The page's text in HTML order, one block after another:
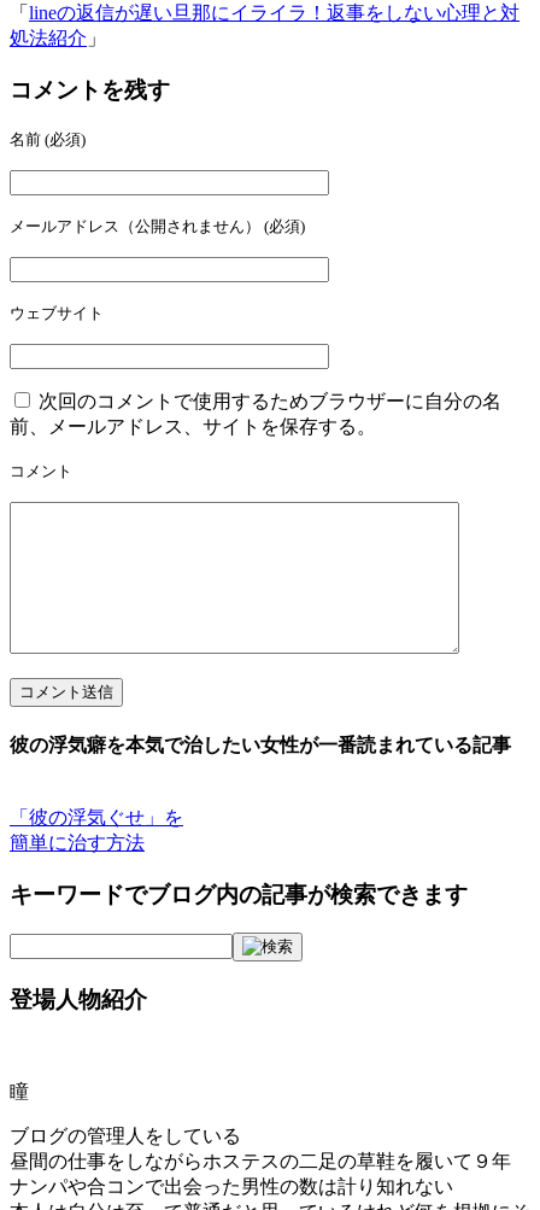
「 lineの返信が遅い旦那にイライラ！返事をしない心理と対
処法紹介 」
コメントを残す
名前 (必須)
メールアドレス（公開されません） (必須)
ウェブサイト
次回のコメントで使用するためブラウザーに自分の名
前、メールアドレス、サイトを保存する。
コメント
コメント送信
彼の浮気癖を本気で治したい女性が一番読まれている記事
「彼の浮気ぐせ」を
簡単に治す方法
キーワードでブログ内の記事が検索できます
登場人物紹介
瞳
ブログの管理人をしている
昼間の仕事をしながらホステスの二足の草鞋を履いて９年
ナンパや合コンで出会った男性の数は計り知れない